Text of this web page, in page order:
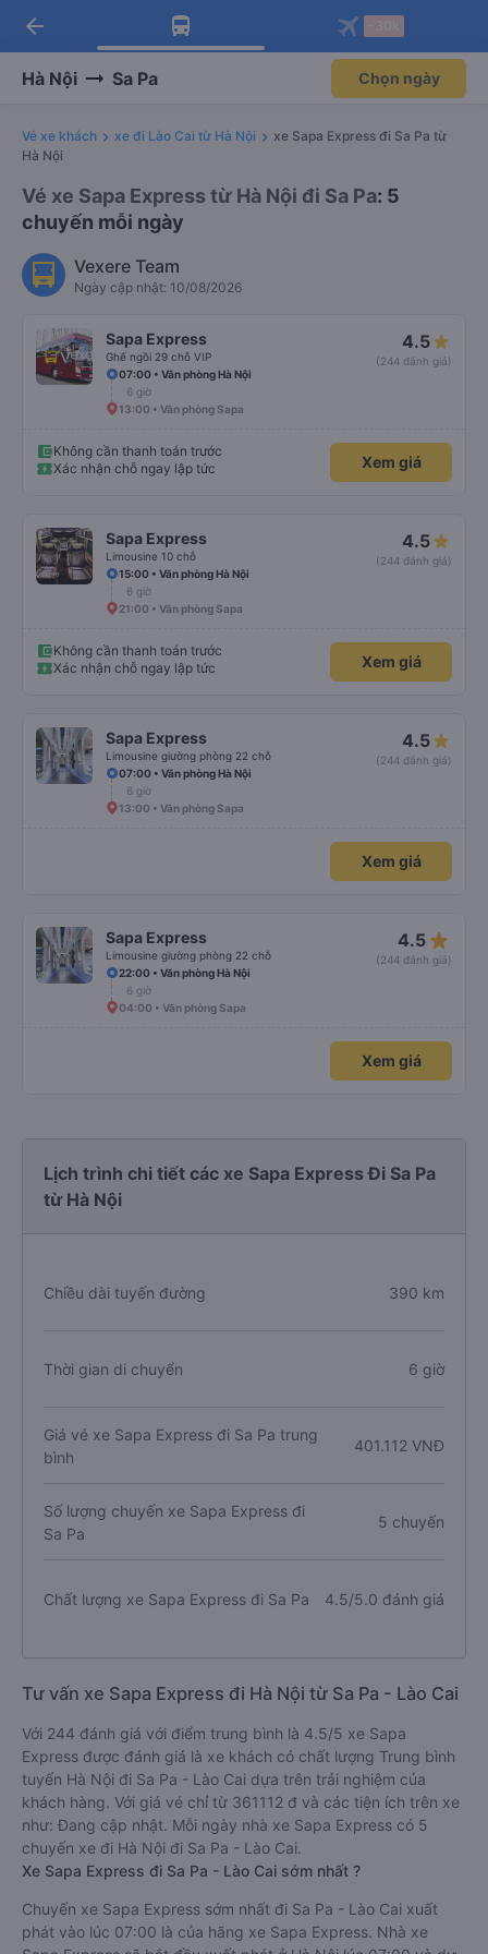
Tải app Vexere ngay!
Nhận ưu đãi thành viên độc
Mở app
Tải app Vexere
-30k/ghế khi đặt vé máy bay qua
Mở app
arrow_back
Hà Nội Sa Pa Chọn ngày
Vé xe khách xe đi Lào Cai từ Hà Nội
xe Sapa Express đi Sa Pa từ
Hà Nội
Vé xe Sapa Express từ Hà Nội đi Sa Pa: 5
chuyến mỗi ngày
Vexere Team
Ngày cập nhật: 10/08/2026
Sapa Express
Ghế ngồi 29 chỗ VIP
4.5
(244 đánh giá)
07:00 • Văn phòng Hà Nội
6 giờ
13:00 • Văn phòng Sapa
Không cần thanh toán trước
Xác nhận chỗ ngay lập tức
Xem giá
Sapa Express
Limousine 10 chỗ
4.5
(244 đánh giá)
15:00 • Văn phòng Hà Nội
6 giờ
21:00 • Văn phòng Sapa
Không cần thanh toán trước
Xác nhận chỗ ngay lập tức
Xem giá
Sapa Express
Limousine giường phòng 22 chỗ
4.5
(244 đánh giá)
07:00 • Văn phòng Hà Nội
6 giờ
13:00 • Văn phòng Sapa
Xem giá
Sapa Express
Limousine giường phòng 22 chỗ
4.5 star_rate
(244 đánh giá)
22:00 • Văn phòng Hà Nội
6 giờ
04:00 • Văn phòng Sapa
Xem giá
Lịch trình chi tiết các xe Sapa Express Đi Sa Pa
từ Hà Nội
Chiều dài tuyến đường 390 km
Thời gian di chuyển 6 giờ
Giá vé xe Sapa Express đi Sa Pa trung
bình
401.112 VNĐ
Số lượng chuyến xe Sapa Express đi
Sa Pa
5 chuyến
Chất lượng xe Sapa Express đi Sa Pa 4.5/5.0 đánh giá
Tư vấn xe Sapa Express đi Hà Nội từ Sa Pa - Lào Cai
Với 244 đánh giá với điểm trung bình là 4.5/5 xe Sapa
Express được đánh giá là xe khách có chất lượng Trung bình
tuyến Hà Nội đi Sa Pa - Lào Cai dựa trên trải nghiệm của
khách hàng. Với giá vé chỉ từ 361112 đ và các tiện ích trên xe
như: Đang cập nhật. Mỗi ngày nhà xe Sapa Express có 5
chuyến xe đi Hà Nội đi Sa Pa - Lào Cai.
Xe Sapa Express đi Sa Pa - Lào Cai sớm nhất ?
Chuyến xe Sapa Express sớm nhất đi Sa Pa - Lào Cai xuất
phát vào lúc 07:00 là của hãng xe Sapa Express. Nhà xe